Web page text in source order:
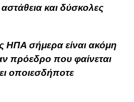
και δύσκολες
ΗΠΑ σήμερα είναι ακόμη
πρόεδρο που φαίνεται
οποιεσδήποτε